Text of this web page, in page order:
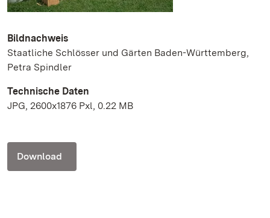
Bildnachweis
Staatliche Schlösser und Gärten Baden-Württemberg,
Petra Spindler
Technische Daten
JPG, 2600x1876 Pxl, 0.22 MB
Download